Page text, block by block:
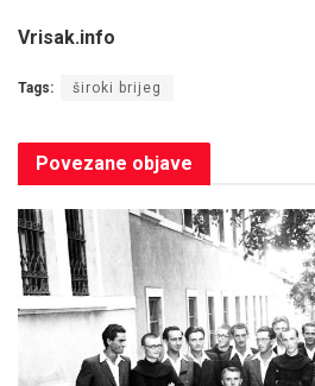
Vrisak.info
Tags: široki brijeg
Povezane objave